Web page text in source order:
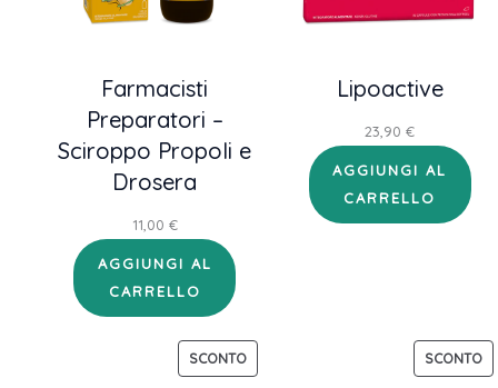
Farmacisti
Preparatori –
Sciroppo Propoli e
Drosera
11,00 €
AGGIUNGI AL
CARRELLO
Lipoactive
23,90€
AGGIUNGI AL
CARRELLO
SCONTOPRODOTTO
SCONTO